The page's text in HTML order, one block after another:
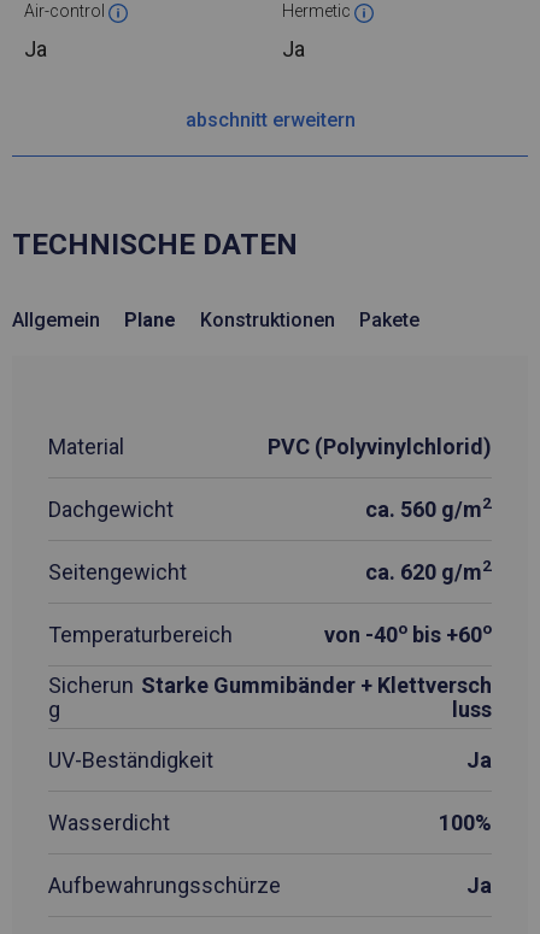
Air-control
Ja
Hermetic
Ja
abschnitt erweitern
TECHNISCHE DATEN
Allgemein Plane Konstruktionen Pakete
Material PVC (Polyvinylchlorid)
Dachgewicht ca. 560 g/m2
Seitengewicht ca. 620 g/m2
Temperaturbereich von -40o bis +60o
Sicherun
g
Starke Gummibänder + Klettversch
luss
UV-Beständigkeit
Ja
Wasserdicht 100%
Aufbewahrungsschürze Ja